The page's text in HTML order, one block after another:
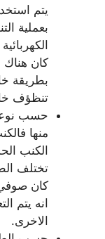
يتم
بعملية
كان هناك
بطريقة
تنظؤف
حسب
منها
الكنب
تختلف
كان
انه يتم
الاخرى.